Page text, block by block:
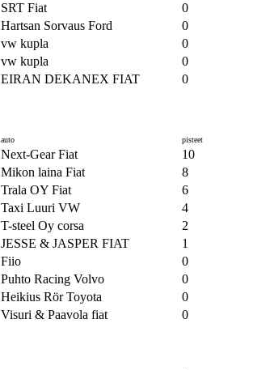
SRT Fiat
0
Hartsan Sorvaus Ford
0
vw kupla
0
vw kupla
0
EIRAN DEKANEX FIAT
0
auto pisteet
Next-Gear Fiat
10
Mikon laina Fiat
8
Trala OY Fiat
6
Taxi Luuri VW
4
T-steel Oy corsa
2
JESSE & JASPER FIAT
1
Fiio
0
Puhto Racing Volvo
0
Heikius Rör Toyota
0
Visuri & Paavola fiat
0